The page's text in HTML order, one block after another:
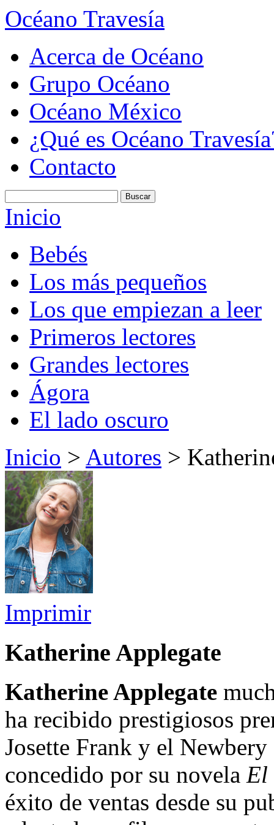
Océano Travesía
Acerca de Océano
Grupo Océano
Océano México
¿Qué es Océano
Contacto
Inicio
Bebés
Los más pequeños
Los que empiezan a leer
Primeros lectores
Grandes lectores
Ágora
El lado oscuro
Inicio > Autores >
Imprimir
Katherine Applegate
Katherine Applegate
ha recibido prestigiosos
Josette Frank y el
concedido por su novela El
éxito de ventas desde su